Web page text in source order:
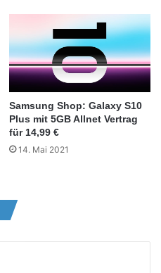
Samsung Shop: Galaxy S10
Plus mit 5GB Allnet Vertrag
für 14,99 €
14. Mai 2021